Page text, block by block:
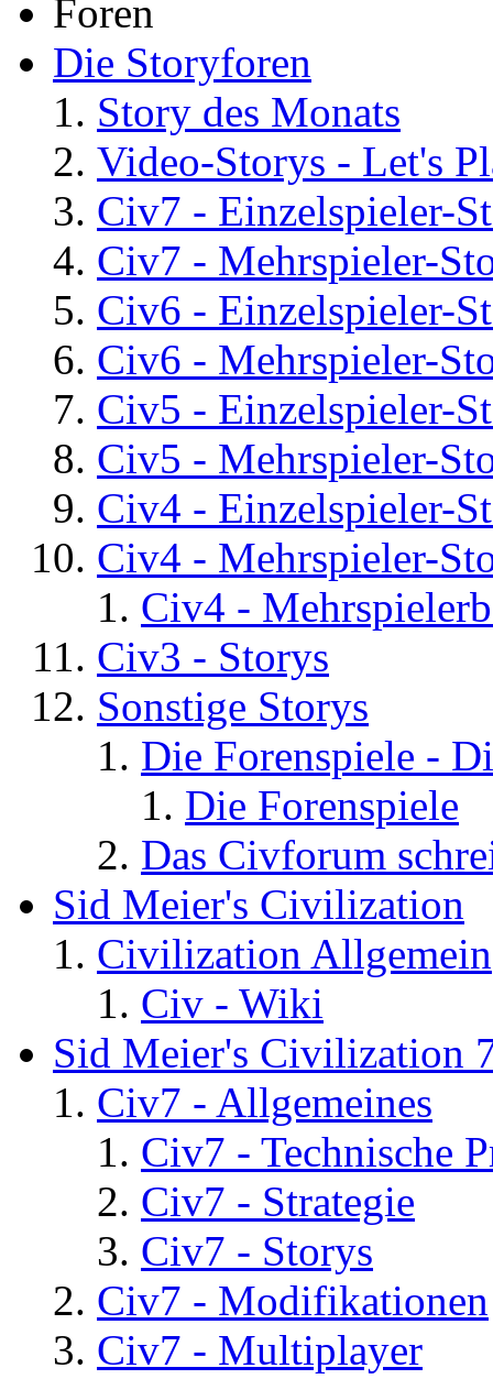
Foren
Die Storyforen
Story des Monats
Video-Storys - Let's
Civ7 - Einzelspieler-
Civ7 - Mehrspieler-
Civ6 - Einzelspieler-
Civ6 - Mehrspieler-
Civ5 - Einzelspieler-
Civ5 - Mehrspieler-
Civ4 - Einzelspieler-
Civ4 - Mehrspieler-
Civ4 -
Civ3 - Storys
Sonstige Storys
Die Forenspiele -
Die Forenspiele
Das Civforum
Sid Meier's Civilization
Civilization Allgemein
Civ - Wiki
Sid Meier's Civilization
Civ7 - Allgemeines
Civ7 - Technische
Civ7 - Strategie
Civ7 - Storys
Civ7 - Modifikationen
Civ7 - Multiplayer